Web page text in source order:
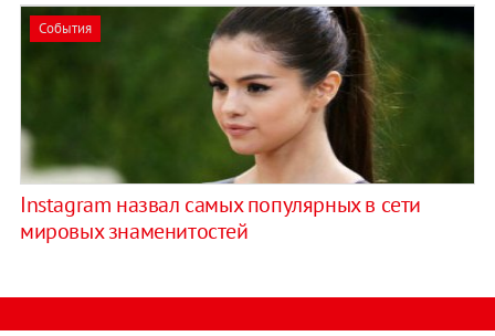
События
Instagram назвал самых популярных в сети
мировых знаменитостей